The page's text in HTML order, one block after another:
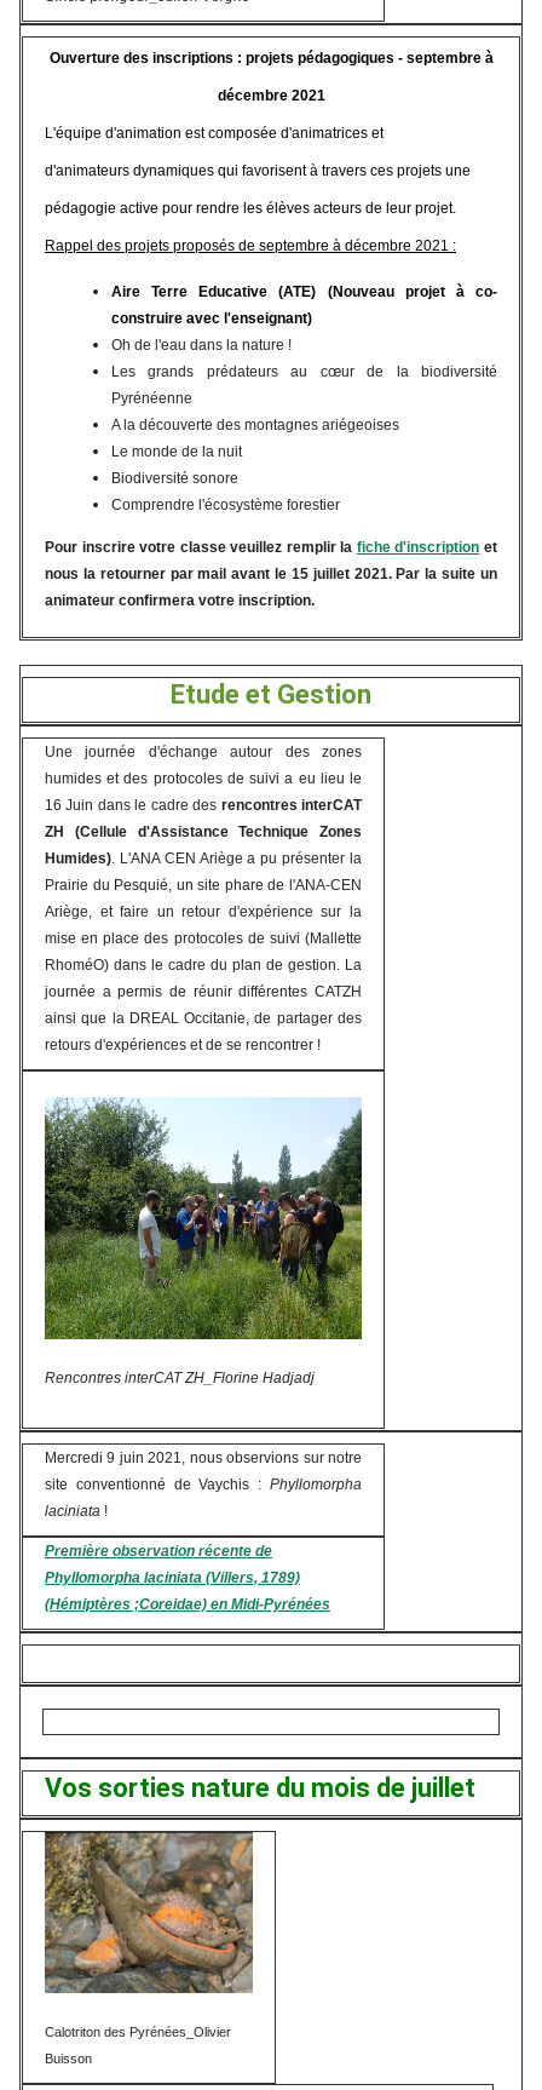
Ouverture des inscriptions : projets pédagogiques - septembre à
décembre 2021
L'équipe d'animation est composée d'animatrices et
d'animateurs dynamiques qui favorisent à travers ces projets une
pédagogie active pour rendre les élèves acteurs de leur projet.
Rappel des projets proposés de septembre à décembre 2021 :
Aire Terre Educative (ATE) (Nouveau projet à co-
construire avec l'enseignant)
Oh de l'eau dans la nature !
Les grands prédateurs au cœur de la biodiversité
Pyrénéenne
A la découverte des montagnes ariégeoises
Le monde de la nuit
Biodiversité sonore
Comprendre l'écosystème forestier
Pour inscrire votre classe veuillez remplir la fiche d'inscription et
nous la retourner par mail avant le 15 juillet 2021. Par la suite un
animateur confirmera votre inscription.
Etude et Gestion
Une journée d'échange autour des zones
humides et des protocoles de suivi a eu lieu le
16 Juin dans le cadre des rencontres interCAT
ZH (Cellule d'Assistance Technique Zones
Humides). L'ANA CEN Ariège a pu présenter la
Prairie du Pesquié, un site phare de l'ANA-CEN
Ariège, et faire un retour d'expérience sur la
mise en place des protocoles de suivi (Mallette
RhoméO) dans le cadre du plan de gestion. La
journée a permis de réunir différentes CATZH
ainsi que la DREAL Occitanie, de partager des
retours d'expériences et de se rencontrer !
Rencontres interCAT ZH_Florine Hadjadj
Mercredi 9 juin 2021, nous observions sur notre
site conventionné de Vaychis : Phyllomorpha
laciniata !
Première observation récente de
Phyllomorpha laciniata (Villers, 1789)
(Hémiptères ;Coreidae) en Midi-Pyrénées
Vos sorties nature du mois de juillet
Calotriton des Pyrénées_Olivier
Buisson